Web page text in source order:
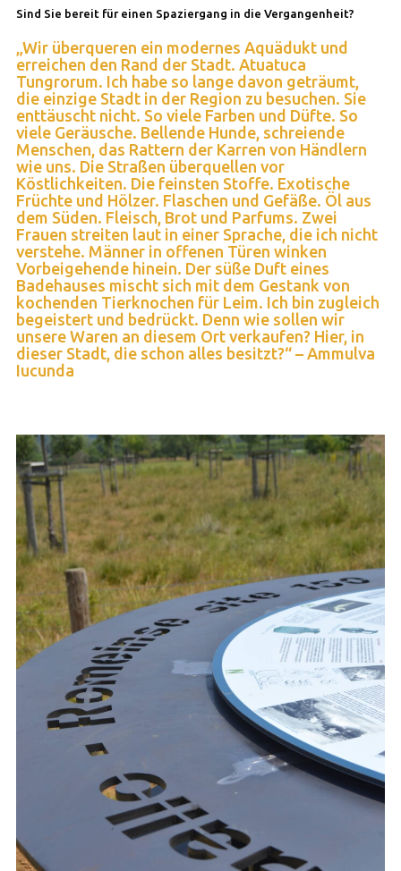
Sind Sie bereit für einen Spaziergang in die Vergangenheit?
„Wir überqueren ein modernes Aquädukt und
erreichen den Rand der Stadt. Atuatuca
Tungrorum. Ich habe so lange davon geträumt,
die einzige Stadt in der Region zu besuchen. Sie
enttäuscht nicht. So viele Farben und Düfte. So
viele Geräusche. Bellende Hunde, schreiende
Menschen, das Rattern der Karren von Händlern
wie uns. Die Straßen überquellen vor
Köstlichkeiten. Die feinsten Stoffe. Exotische
Früchte und Hölzer. Flaschen und Gefäße. Öl aus
dem Süden. Fleisch, Brot und Parfums. Zwei
Frauen streiten laut in einer Sprache, die ich nicht
verstehe. Männer in offenen Türen winken
Vorbeigehende hinein. Der süße Duft eines
Badehauses mischt sich mit dem Gestank von
kochenden Tierknochen für Leim. Ich bin zugleich
begeistert und bedrückt. Denn wie sollen wir
unsere Waren an diesem Ort verkaufen? Hier, in
dieser Stadt, die schon alles besitzt?“ – Ammulva
Iucunda